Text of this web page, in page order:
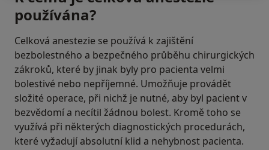
používána?
Celková anestezie se používá k zajištění
bezbolestného a bezpečného průběhu chirurgických
zákroků, které by jinak byly pro pacienta velmi
bolestivé nebo nepříjemné. Umožňuje provádět
složité operace, při nichž je nutné, aby byl pacient v
bezvědomí a necítil žádnou bolest. Kromě toho se
využívá při některých diagnostických procedurách,
které vyžadují absolutní klid a nehybnost pacienta.